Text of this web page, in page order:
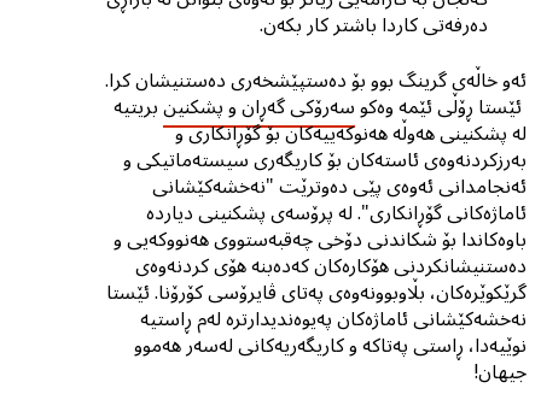
دەرفەتی کاردا باشتر کار بکەن.
ئەو خاڵەى گرینگ بوو بۆ دەستپێشخەرى دەستنیشان کرا.
ئێستا ڕۆڵی ئێمە وەکوسەرۆکی گەڕان و پشکنینبریتیە
لە پشكنینی هەوڵە هەنوکەییەکان بۆ گۆڕانکاری و
بەرزکردنەوەی ئاستەکان بۆ کاریگەری سیستەماتیکی و
ئەنجامدانی ئەوەی پێی دەوترێت "نەخشەکێشانی
ئاماژەکانی گۆڕانکاری". لە پرۆسەی پشكنینی دیاردە
باوەکاندا بۆ شکاندنی دۆخی چەقبەستووی هەنووکەیی و
دەستنیشانکردنی هۆکارەکان کەدەبنە هۆى کردنەوەى
گرێکوێرەکان، بڵاوبوونەوەى پەتای ڤایرۆسی کۆرۆنا. ئێستا
نەخشەکێشانی ئاماژەکان پەیوەندیدارترە لەم ڕاستیە
نوێیەدا، ڕاستی پەتاکە و کاریگەریەکانی لەسەر هەموو
جیهان!